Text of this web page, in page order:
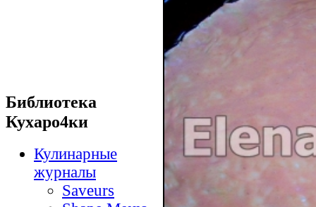
Библиотека
Кухаро4ки
Кулинарные
журналы
Saveurs